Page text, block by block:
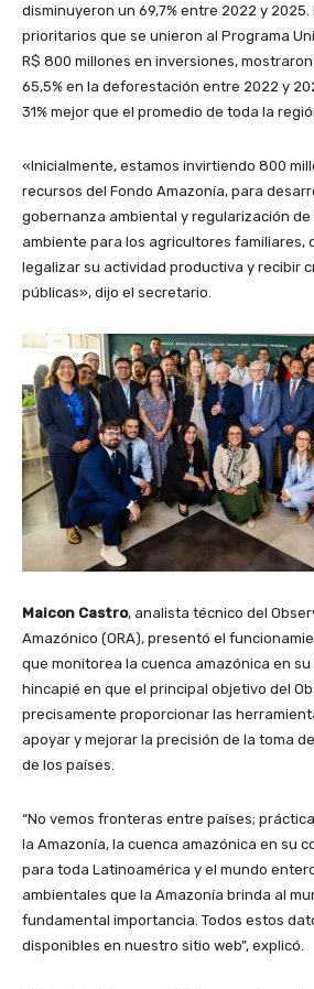
disminuyeron un 69,7% entre 2022 y 2025.
prioritarios que se unieron al Programa
R$ 800 millones en inversiones,
65,5% en la deforestación entre 2022 y
31% mejor que el promedio de toda la
«Inicialmente, estamos invirtiendo 800
recursos del Fondo Amazonía, para
gobernanza ambiental y regularización de
ambiente para los agricultores familiares,
legalizar su actividad productiva y recibir
públicas», dijo el secretario.
Maicon Castro, analista técnico del
Amazónico (ORA), presentó el
que monitorea la cuenca amazónica en su
hincapié en que el principal objetivo del
precisamente proporcionar las
apoyar y mejorar la precisión de la toma
de los países.
“No vemos fronteras entre países;
la Amazonía, la cuenca amazónica en su
para toda Latinoamérica y el mundo
ambientales que la Amazonía brinda al
fundamental importancia. Todos estos
disponibles en nuestro sitio web”, explicó.